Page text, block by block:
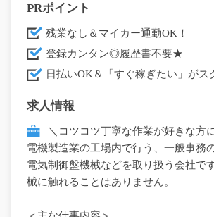
PRポイント
残業なし＆マイカー通勤OK！
登録カンタン◎履歴書不要★
日払いOK＆「すぐ稼ぎたい」がス
求人情報
＼コツコツ丁寧な作業が好きな方
電機製造業の工場内で行う、一般事務
電気制御盤機械などを取り扱う会社で
械に触れることはありません。